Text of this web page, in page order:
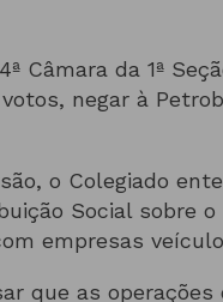
Câmara da 1ª
negar à
o Colegiado
Social sobre
empresas
que as